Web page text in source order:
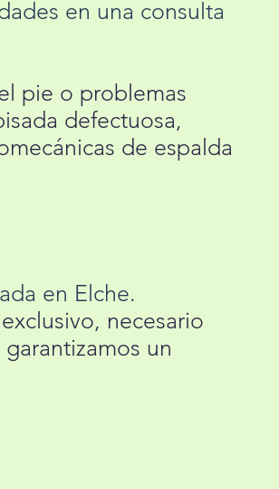
en una consulta
pie o problemas
defectuosa,
de espalda
en Elche.
necesario
un